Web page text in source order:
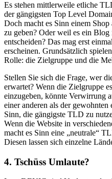
Es stehen mittlerweile etliche
der gängigsten Top Level
Doch macht es Sinn einem
zu geben? Oder weil es ein
entscheiden? Das mag erst
erscheinen. Grundsätzlich
Rolle: die Zielgruppe und die
Stellen Sie sich die Frage, wer
erwartet? Wenn die Zielgruppe
einzugeben, könnte Verwirrung
einer anderen als der
Sinn, die gängigste TLD zu
Wenn die Website in
macht es Sinn eine „neutrale“
Diesen lassen sich einzelne
4. Tschüss Umlaute?